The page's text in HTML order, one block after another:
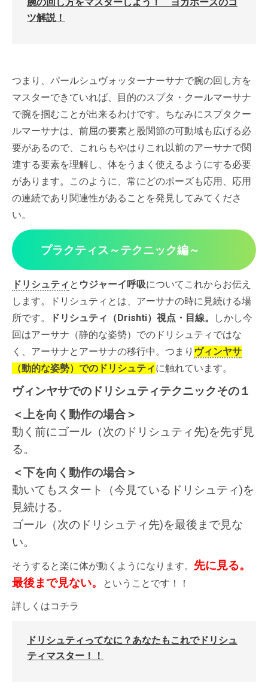
ツ解説！
つまり、パールシュヴォッターナーサナで腕の回し方を
マスターできていれば、目的のスプタ・クールマーサナ
で腕を掴むことが出来るわけです。ちなみにスプタクー
ルマーサナは、前屈の要素と股関節の可動域も広げる必
要があるので、これらもやはりこれ以前のアーサナで関
連する要素を理解し、体をうまく使えるようにする必要
があります。このように、常にどのポーズも応用、応用
の連続であり関連性があることを発見してみてくださ
い。
プラクティス～テクニック編～
ドリシュティ と ウジャーイ呼吸についてこれからお伝え
します。ドリシュティとは、アーサナの時に見続ける場
所です。
ドリシュティ（Drishti） 視点・目線。
しかし今
回はアーサナ（静的な姿勢）でのドリシュティではな
く、アーサナとアーサナの移行中。つまり ヴィンヤサ
（動的な姿勢）でのドリシュティに触れています。
ヴィンヤサでのドリシュティテクニックその１
＜上を向く動作の場合＞
動く前にゴール（次のドリシュティ先)を先ず見
る。
＜下を向く動作の場合＞
動いてもスタート（今見ているドリシュティ)を
見続ける。
ゴール（次のドリシュティ先)を最後まで見な
い。
そうすると楽に体が動くようになります。 先に見る。
最後まで見ない。
ということです！！
詳しくはコチラ
ドリシュティってなに？あなたもこれでドリシュ
ティマスター！！